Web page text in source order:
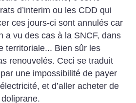
d’interim ou les CDD qui
ces jours-ci sont annulés car
a vu des cas à la SNCF, dans
territoriale... Bien sûr les
renouvelés. Ceci se traduit
une impossibilité de payer
et d’aller acheter de